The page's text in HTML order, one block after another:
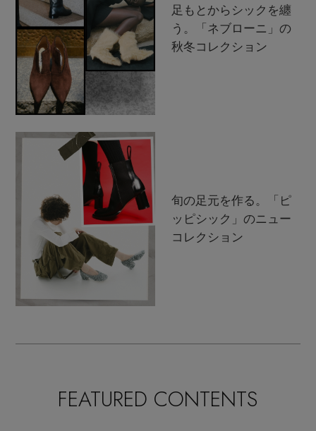
足もとからシックを纏
う。「ネブローニ」の
秋冬コレクション
旬の足元を作る。「ピ
ッピシック」のニュー
コレクション
FEATURED CONTENTS